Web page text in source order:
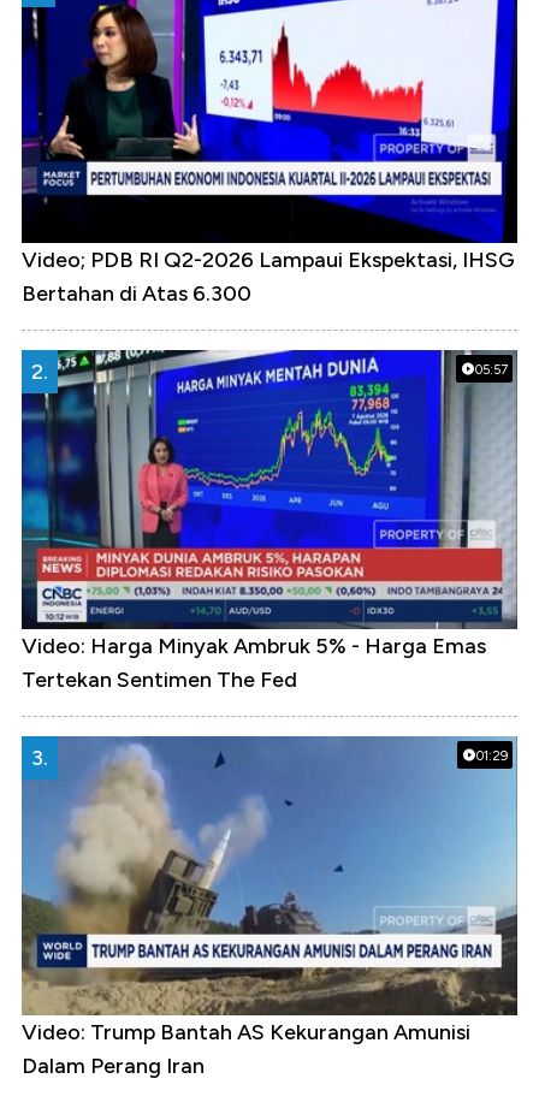
Video; PDB RI Q2-2026 Lampaui Ekspektasi, IHSG
Bertahan di Atas 6.300
05:57
2.
Video: Harga Minyak Ambruk 5% - Harga Emas
Tertekan Sentimen The Fed
01:29
3.
Video: Trump Bantah AS Kekurangan Amunisi
Dalam Perang Iran